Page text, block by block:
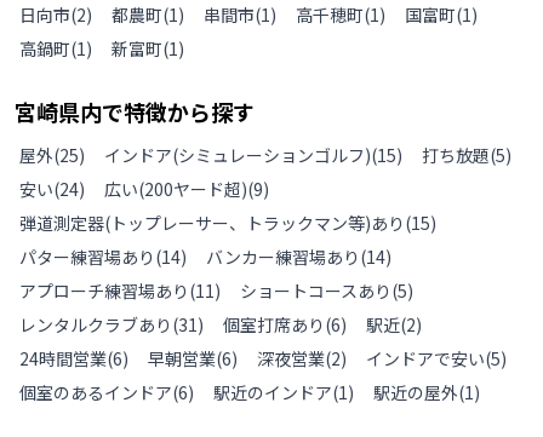
日向市(2) 都農町(1) 串間市(1) 高千穂町(1) 国富町(1)
高鍋町(1) 新富町(1)
宮崎県内で特徴から探す
屋外(25) インドア(シミュレーションゴルフ)(15) 打ち放題(5)
安い(24) 広い(200ヤード超)(9)
弾道測定器(トップレーサー、トラックマン等)あり (15)
パター練習場あり (14) バンカー練習場あり (14)
アプローチ練習場あり (11) ショートコースあり (5)
レンタルクラブあり (31) 個室打席あり (6) 駅近(2)
24時間営業(6) 早朝営業(6) 深夜営業(2) インドアで安い(5)
個室のあるインドア(6) 駅近のインドア(1) 駅近の屋外(1)